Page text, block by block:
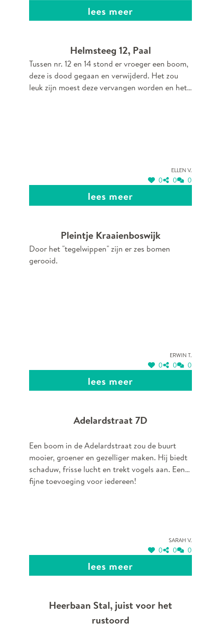
lees meer
Helmsteeg 12, Paal
Tussen nr. 12 en 14 stond er vroeger een boom,
deze is dood gegaan en verwijderd. Het zou
leuk zijn moest deze vervangen worden en het
Ellen V.
0 0 0
lees meer
Pleintje Kraaienboswijk
Door het "tegelwippen" zijn er zes bomen
gerooid.
Erwin T.
0 0 0
lees meer
Adelardstraat 7D
Een boom in de Adelardstraat zou de buurt
mooier, groener en gezelliger maken. Hij biedt
schaduw, frisse lucht en trekt vogels aan. Een
fijne toevoeging voor iedereen!
Sarah V.
0 0 0
lees meer
Heerbaan Stal, juist voor het
rustoord